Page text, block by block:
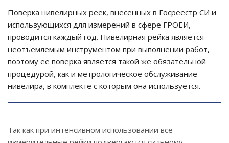
Поверка нивелирных реек, внесенных в Госреестр СИ и
использующихся для измерений в сфере ГРОЕИ,
проводится каждый год. Нивелирная рейка является
неотъемлемым инструментом при выполнении работ,
поэтому ее поверка является такой же обязательной
процедурой, как и метрологическое обслуживание
нивелира, в комплекте с которым она используется.
Так как при интенсивном использовании все